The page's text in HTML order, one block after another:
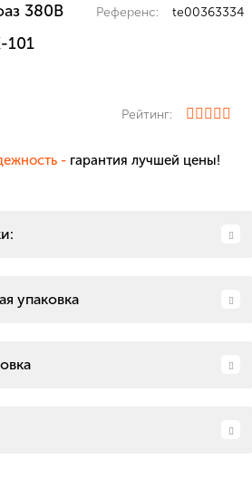
380В
101
Референс: te00363334
Рейтинг:
- гарантия лучшей цены!
упаковка